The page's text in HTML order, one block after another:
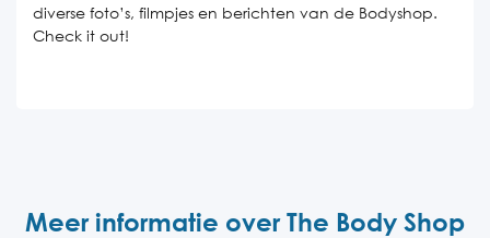
diverse foto’s, filmpjes en berichten van de Bodyshop.
Check it out!
Meer informatie over The Body Shop